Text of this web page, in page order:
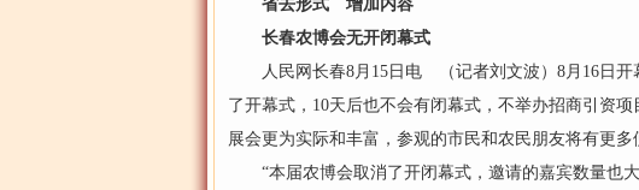
省去形式 增加内容
长春农博会无开闭幕式
人民网长春8月15日电 （记者刘文波）8月16日开
了开幕式，10天后也不会有闭幕式，不举办招商引资
展会更为实际和丰富，参观的市民和农民朋友将有更多
“本届农博会取消了开闭幕式，邀请的嘉宾数量也大